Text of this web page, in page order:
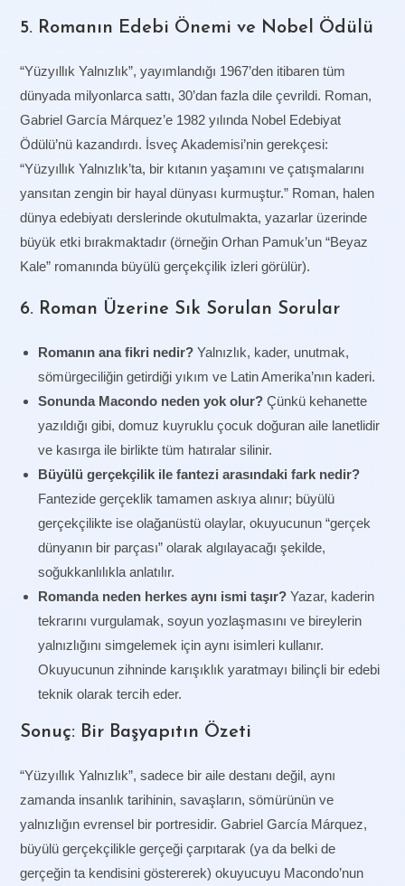
5. Romanın Edebi Önemi ve Nobel Ödülü
“Yüzyıllık Yalnızlık”, yayımlandığı 1967’den itibaren tüm
dünyada milyonlarca sattı, 30’dan fazla dile çevrildi. Roman,
Gabriel García Márquez’e 1982 yılında Nobel Edebiyat
Ödülü’nü kazandırdı. İsveç Akademisi’nin gerekçesi:
“Yüzyıllık Yalnızlık’ta, bir kıtanın yaşamını ve çatışmalarını
yansıtan zengin bir hayal dünyası kurmuştur.” Roman, halen
dünya edebiyatı derslerinde okutulmakta, yazarlar üzerinde
büyük etki bırakmaktadır (örneğin Orhan Pamuk’un “Beyaz
Kale” romanında büyülü gerçekçilik izleri görülür).
6. Roman Üzerine Sık Sorulan Sorular
Romanın ana fikri nedir? Yalnızlık, kader, unutmak,
sömürgeciliğin getirdiği yıkım ve Latin Amerika’nın kaderi.
Sonunda Macondo neden yok olur? Çünkü kehanette
yazıldığı gibi, domuz kuyruklu çocuk doğuran aile lanetlidir
ve kasırga ile birlikte tüm hatıralar silinir.
Büyülü gerçekçilik ile fantezi arasındaki fark nedir?
Fantezide gerçeklik tamamen askıya alınır; büyülü
gerçekçilikte ise olağanüstü olaylar, okuyucunun “gerçek
dünyanın bir parçası” olarak algılayacağı şekilde,
soğukkanlılıkla anlatılır.
Romanda neden herkes aynı ismi taşır? Yazar, kaderin
tekrarını vurgulamak, soyun yozlaşmasını ve bireylerin
yalnızlığını simgelemek için aynı isimleri kullanır.
Okuyucunun zihninde karışıklık yaratmayı bilinçli bir edebi
teknik olarak tercih eder.
Sonuç: Bir Başyapıtın Özeti
“Yüzyıllık Yalnızlık”, sadece bir aile destanı değil, aynı
zamanda insanlık tarihinin, savaşların, sömürünün ve
yalnızlığın evrensel bir portresidir. Gabriel García Márquez,
büyülü gerçekçilikle gerçeği çarpıtarak (ya da belki de
gerçeğin ta kendisini göstererek) okuyucuyu Macondo’nun